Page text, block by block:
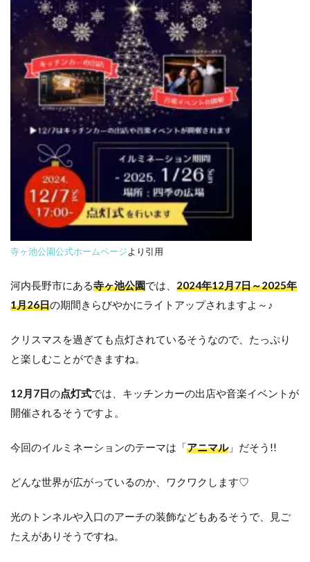
寺ヶ池公園公式ホームページより引用
河内長野市にある寺ヶ池公園では、 2024年12月7日～2025年
1月26日の期間きらびやかにライトアップされますよ～♪
クリスマスを過ぎても点灯されているそうなので、たっぷり
と楽しむことができますね。
12月7日の点灯式では、キッチンカーの出店や音楽イベントが
開催されるそうですよ。
今回のイルミネーションのテーマは「アニマル」だそう!!
どんな世界が広がっているのか、ワクワクします♡
光のトンネルや入口のアーチの装飾などもあるそうで、見ご
たえがありそうですね。